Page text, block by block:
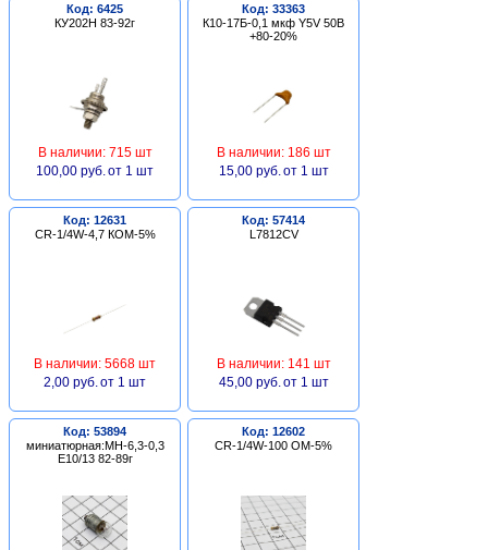
Код: 6425
КУ202Н 83-92г
В наличии: 715 шт
100,00 руб. от 1 шт
Код: 33363
К10-17Б-0,1 мкф Y5V 50В
+80-20%
В наличии: 186 шт
15,00 руб. от 1 шт
Код: 12631
CR-1/4W-4,7 КОМ-5%
В наличии: 5668 шт
2,00 руб. от 1 шт
Код: 57414
L7812CV
В наличии: 141 шт
45,00 руб. от 1 шт
Код: 53894
миниатюрная:МН-6,3-0,3
Е10/13 82-89г
Код: 12602
CR-1/4W-100 ОМ-5%